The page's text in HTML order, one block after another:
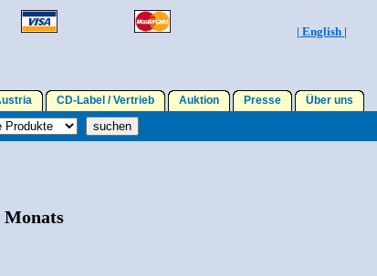
| English |
CD-Label / Vertrieb Auktion Presse Über uns
Monats